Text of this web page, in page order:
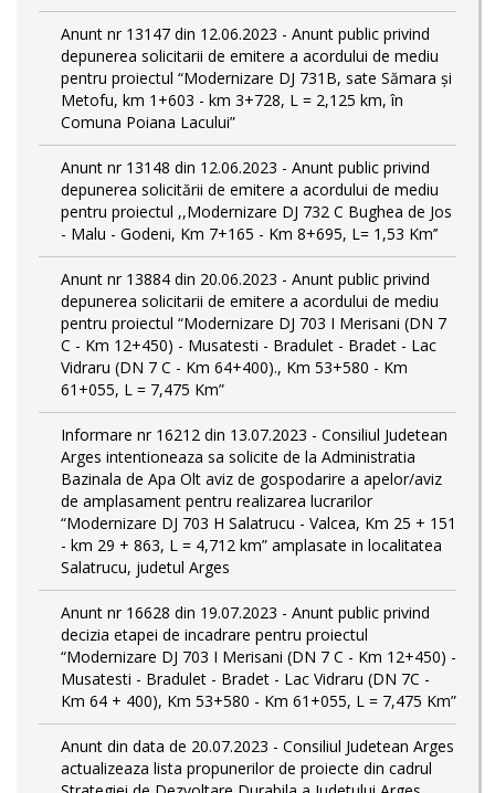
Anunt nr 13147 din 12.06.2023 - Anunt public privind
depunerea solicitarii de emitere a acordului de mediu
pentru proiectul “Modernizare DJ 731B, sate Sămara și
Metofu, km 1+603 - km 3+728, L = 2,125 km, în
Comuna Poiana Lacului”
Anunt nr 13148 din 12.06.2023 - Anunt public privind
depunerea solicitării de emitere a acordului de mediu
pentru proiectul ,,Modernizare DJ 732 C Bughea de Jos
- Malu - Godeni, Km 7+165 - Km 8+695, L= 1,53 Km’’
Anunt nr 13884 din 20.06.2023 - Anunt public privind
depunerea solicitarii de emitere a acordului de mediu
pentru proiectul “Modernizare DJ 703 I Merisani (DN 7
C - Km 12+450) - Musatesti - Bradulet - Bradet - Lac
Vidraru (DN 7 C - Km 64+400)., Km 53+580 - Km
61+055, L = 7,475 Km”
Informare nr 16212 din 13.07.2023 - Consiliul Judetean
Arges intentioneaza sa solicite de la Administratia
Bazinala de Apa Olt aviz de gospodarire a apelor/aviz
de amplasament pentru realizarea lucrarilor
“Modernizare DJ 703 H Salatrucu - Valcea, Km 25 + 151
- km 29 + 863, L = 4,712 km” amplasate in localitatea
Salatrucu, judetul Arges
Anunt nr 16628 din 19.07.2023 - Anunt public privind
decizia etapei de incadrare pentru proiectul
“Modernizare DJ 703 I Merisani (DN 7 C - Km 12+450) -
Musatesti - Bradulet - Bradet - Lac Vidraru (DN 7C -
Km 64 + 400), Km 53+580 - Km 61+055, L = 7,475 Km”
Anunt din data de 20.07.2023 - Consiliul Judetean Arges
actualizeaza lista propunerilor de proiecte din cadrul